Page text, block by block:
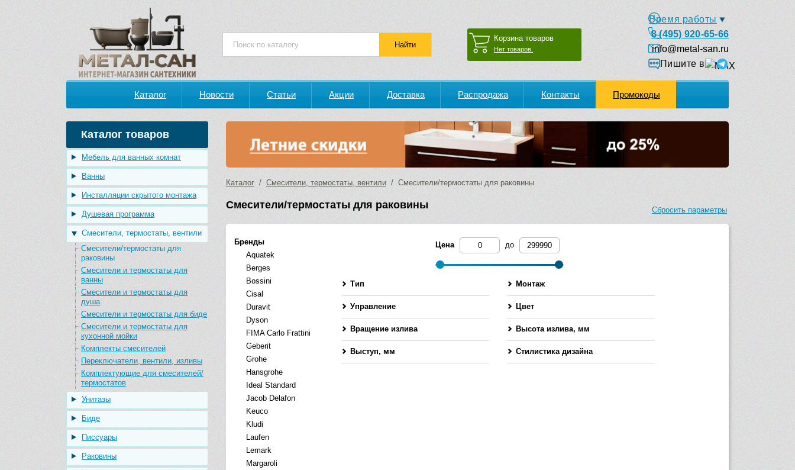
Корзина товаров
Нет товаров.
Время работы
8 (495) 920-65-66
info@metal-san.ru
Пишите в
Каталог Новости Статьи Акции Доставка Распродажа Контакты Промокоды
Каталог товаров
Мебель для ванных комнат
Ванны
Инсталляции скрытого монтажа
Душевая программа
Смесители, термостаты, вентили
Смесители/термостаты для
раковины
Смесители и термостаты для
ванны
Смесители и термостаты для
душа
Смесители и термостаты для биде
Смесители и термостаты для
кухонной мойки
Комплекты смесителей
Переключатели, вентили, изливы
Комплектующие для смесителей/
термостатов
Унитазы
Биде
Писсуары
Раковины
Каталог / Смесители, термостаты, вентили / Смесители/термостаты для раковины
Смесители/термостаты для раковины Сбросить параметры
Бренды
Aquatek
Berges
Bossini
Cisal
Duravit
Dyson
FIMA Carlo Frattini
Geberit
Grohe
Hansgrohe
Ideal Standard
Jacob Delafon
Keuco
Kludi
Laufen
Lemark
Margaroli
Цена до
Тип Монтаж
Управление Цвет
Вращение излива
Высота излива, мм
Выступ, мм
Стилистика дизайна